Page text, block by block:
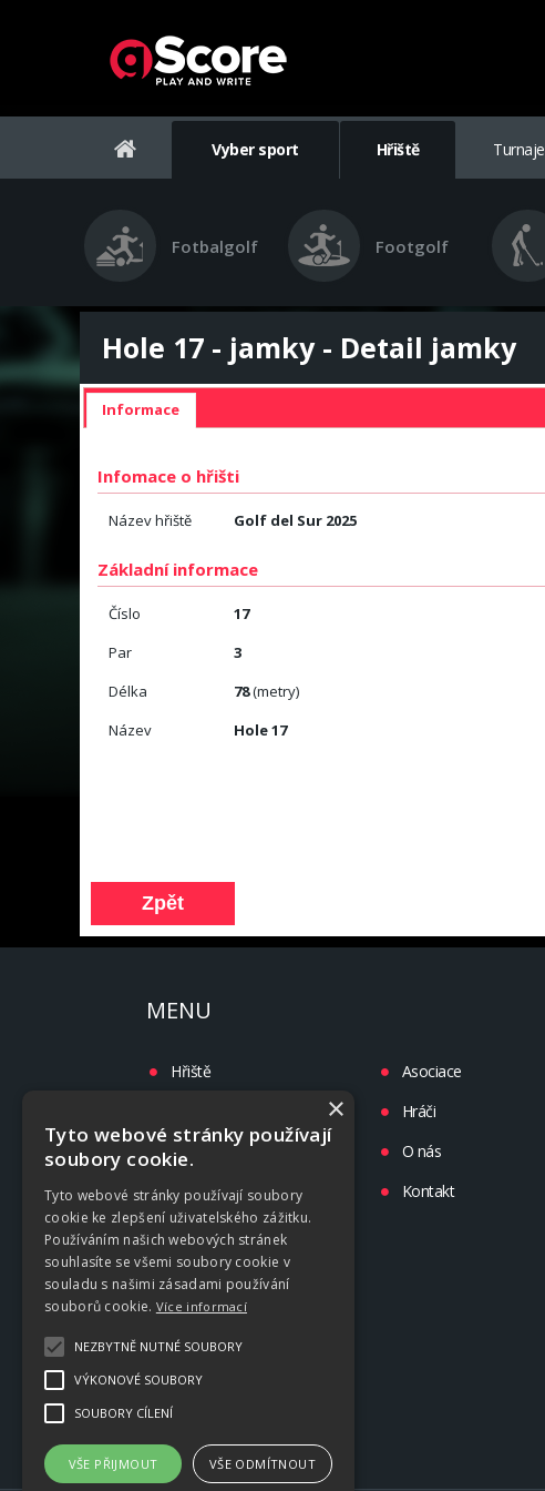
Vyber sport Hřiště Turnaje
Fotbalgolf Footgolf
Hole 17 - jamky - Detail jamky
Informace
Infomace o hřišti
Název hřiště Golf del Sur 2025
Základní informace
Číslo
17
Par
3
Délka
78(metry)
Název
Hole 17
MENU
Hřiště
Liga
Tréninky
Kluby
Asociace
Hráči
O nás
Kontakt
×
Tyto webové stránky používají
soubory cookie.
Tyto webové stránky používají soubory
cookie ke zlepšení uživatelského zážitku.
Používáním našich webových stránek
souhlasíte se všemi soubory cookie v
souladu s našimi zásadami používání
souborů cookie. Více informací
NEZBYTNĚ NUTNÉ SOUBORY
VÝKONOVÉ SOUBORY
SOUBORY CÍLENÍ
VŠE PŘIJMOUT VŠE ODMÍTNOUT